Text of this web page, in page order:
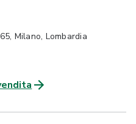
Milano, Lombardia